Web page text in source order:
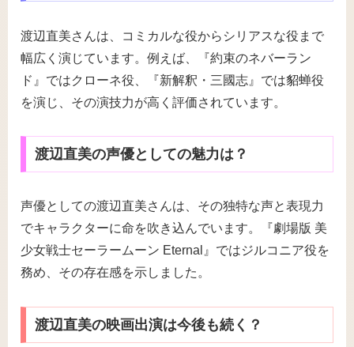
渡辺直美さんは、コミカルな役からシリアスな役まで
幅広く演じています。例えば、『約束のネバーラン
ド』ではクローネ役、『新解釈・三國志』では貂蝉役
を演じ、その演技力が高く評価されています。
渡辺直美の声優としての魅力は？
声優としての渡辺直美さんは、その独特な声と表現力
でキャラクターに命を吹き込んでいます。『劇場版 美
少女戦士セーラームーン Eternal』ではジルコニア役を
務め、その存在感を示しました。
渡辺直美の映画出演は今後も続く？